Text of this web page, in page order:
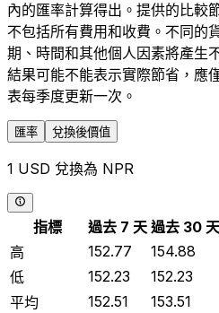
內的匯率計算得出。提供的比較
不包括所有費用和收費。不同的
期、時間和其他個人因素將產生
結果可能不能表示實際節省，應
表每季度更新一次。
匯率 兌換後價值
1 USD 兌換為 NPR
指標 過去 7 天 過去 30 天
高
152.77 154.88
低
152.23 152.23
平均
152.51 153.51